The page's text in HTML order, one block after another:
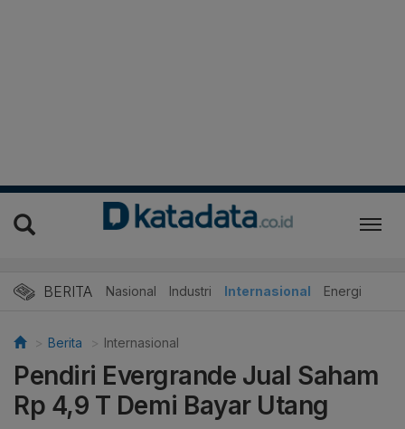
BERITA Nasional Industri Internasional Energi
Berita Internasional
Pendiri Evergrande Jual Saham
Rp 4,9 T Demi Bayar Utang